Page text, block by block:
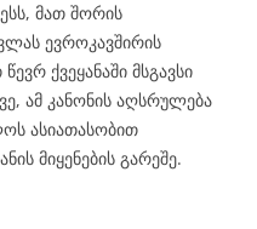
მათ შორის
ევროკავშირის
ქვეყანაში მსგავსი
ამ კანონის აღსრულება
ასიათასობით
მიყენების გარეშე.